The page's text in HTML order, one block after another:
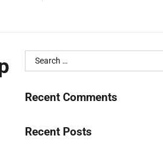
Search
for:
Recent Comments
Recent Posts